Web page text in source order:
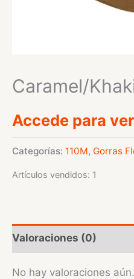
Caramel/
Accede para
Categorías: 110M, Gorras
Artículos vendidos: 1
Valoraciones (0)
No hay valoraciones aún.